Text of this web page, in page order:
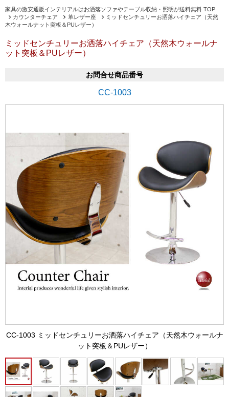
家具の激安通販インテリアルはお洒落ソファやテーブル収納・照明が送料無料 TOP
カウンターチェア
革レザー座
ミッドセンチュリーお洒落ハイチェア（天然
木ウォールナット突板＆PUレザー）
ミッドセンチュリーお洒落ハイチェア（天然木ウォールナ
ット突板＆PUレザー）
お問合せ商品番号
CC-1003
CC-1003 ミッドセンチュリーお洒落ハイチェア（天然木ウォールナ
ット突板＆PUレザー）